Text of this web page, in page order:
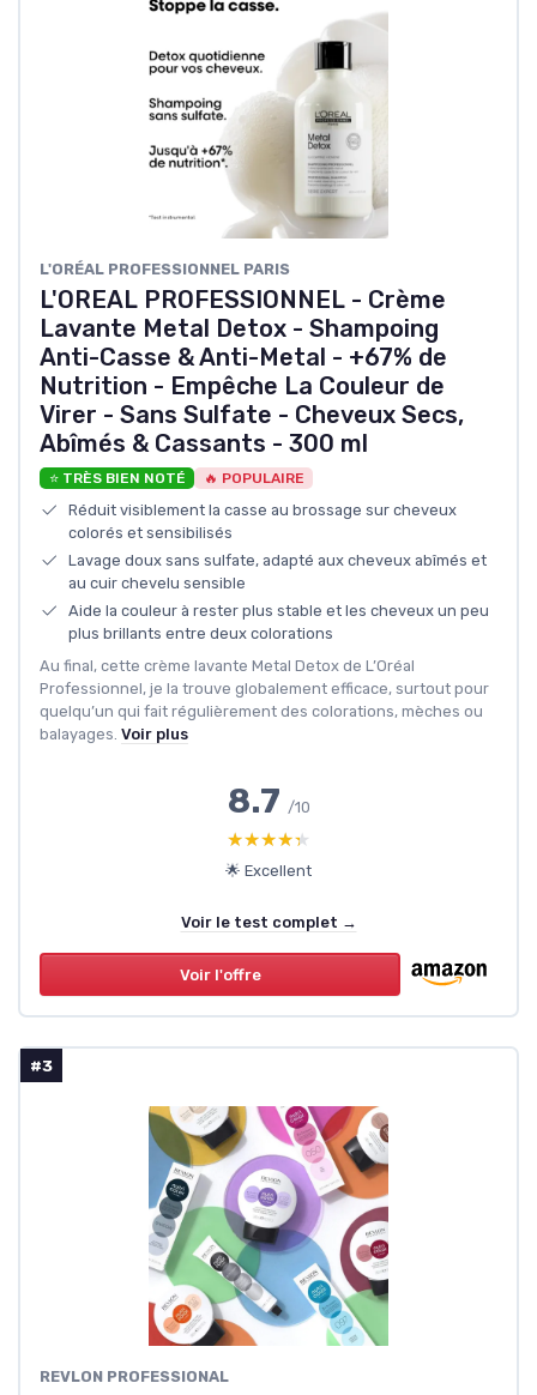
L'ORÉAL PROFESSIONNEL PARIS
L'OREAL PROFESSIONNEL - Crème
Lavante Metal Detox - Shampoing
Anti-Casse & Anti-Metal - +67% de
Nutrition - Empêche La Couleur de
Virer - Sans Sulfate - Cheveux Secs,
Abîmés & Cassants - 300 ml
⭐ TRÈS BIEN NOTÉ 🔥 POPULAIRE
Réduit visiblement la casse au brossage sur cheveux
colorés et sensibilisés
Lavage doux sans sulfate, adapté aux cheveux abîmés et
au cuir chevelu sensible
Aide la couleur à rester plus stable et les cheveux un peu
plus brillants entre deux colorations
Au final, cette crème lavante Metal Detox de L’Oréal
Professionnel, je la trouve globalement efficace, surtout pour
quelqu’un qui fait régulièrement des colorations, mèches ou
balayages. Voir plus
8.7 /10
★★★★★
★★★★★
🌟 Excellent
Voir le test complet →
Voir l'offre
#3
REVLON PROFESSIONAL